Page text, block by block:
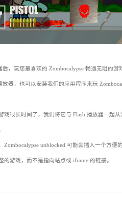
后，玩您最喜欢的 Zombocalypse 畅通无阻的游
放器，也可以安装我们的应用程序来玩
戏很长时间了，我们将它与 Flash 播放器一起
Zombocalypse unblocked 可能会插入一个方便
的游戏，而不是指向站点或 iframe 的链接。